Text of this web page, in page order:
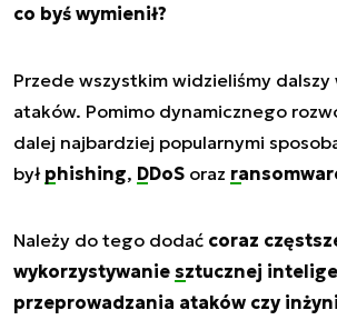
co byś wymienił?
Przede wszystkim widzieliśmy dalszy
ataków. Pomimo dynamicznego
dalej najbardziej popularnymi
był phishing, DDoS oraz
Należy do tego dodać coraz
wykorzystywanie sztucznej
przeprowadzania ataków czy